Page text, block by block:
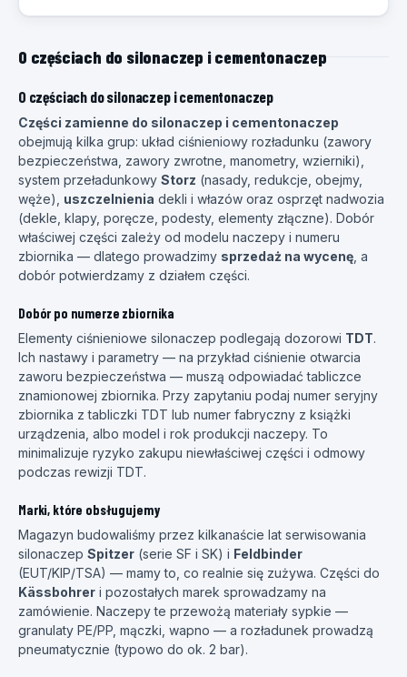
O częściach do silonaczep i cementonaczep
O częściach do silonaczep i cementonaczep
Części zamienne do silonaczep i cementonaczep
obejmują kilka grup: układ ciśnieniowy rozładunku (zawory
bezpieczeństwa, zawory zwrotne, manometry, wzierniki),
system przeładunkowy Storz (nasady, redukcje, obejmy,
węże), uszczelnienia dekli i włazów oraz osprzęt nadwozia
(dekle, klapy, poręcze, podesty, elementy złączne). Dobór
właściwej części zależy od modelu naczepy i numeru
zbiornika — dlatego prowadzimy sprzedaż na wycenę , a
dobór potwierdzamy z działem części.
Dobór po numerze zbiornika
Elementy ciśnieniowe silonaczep podlegają dozorowi TDT.
Ich nastawy i parametry — na przykład ciśnienie otwarcia
zaworu bezpieczeństwa — muszą odpowiadać tabliczce
znamionowej zbiornika. Przy zapytaniu podaj numer seryjny
zbiornika z tabliczki TDT lub numer fabryczny z książki
urządzenia, albo model i rok produkcji naczepy. To
minimalizuje ryzyko zakupu niewłaściwej części i odmowy
podczas rewizji TDT.
Marki, które obsługujemy
Magazyn budowaliśmy przez kilkanaście lat serwisowania
silonaczep Spitzer (serie SF i SK) i Feldbinder
(EUT/KIP/TSA) — mamy to, co realnie się zużywa. Części do
Kässbohrer i pozostałych marek sprowadzamy na
zamówienie. Naczepy te przewożą materiały sypkie —
granulaty PE/PP, mączki, wapno — a rozładunek prowadzą
pneumatycznie (typowo do ok. 2 bar).